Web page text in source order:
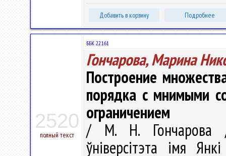
Добавить в корзину Подробнее
2520
полный текст
ББК 22.161
Гончарова, Марина
Построение
порядка с мнимыми
ограничением
/ М. Н. Гончарова //
ўніверсітэта імя